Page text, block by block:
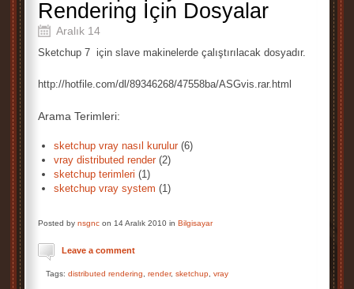
Rendering İçin Dosyalar
Aralık 14
Sketchup 7 için slave makinelerde çalıştırılacak dosyadır.
http://hotfile.com/dl/89346268/47558ba/ASGvis.rar.html
Arama Terimleri:
sketchup vray nasıl kurulur(6)
vray distributed render(2)
sketchup terimleri (1)
sketchup vray system (1)
Posted by nsgnc on 14 Aralık 2010 in Bilgisayar
Leave a comment
Tags: distributed rendering render, sketchup vray